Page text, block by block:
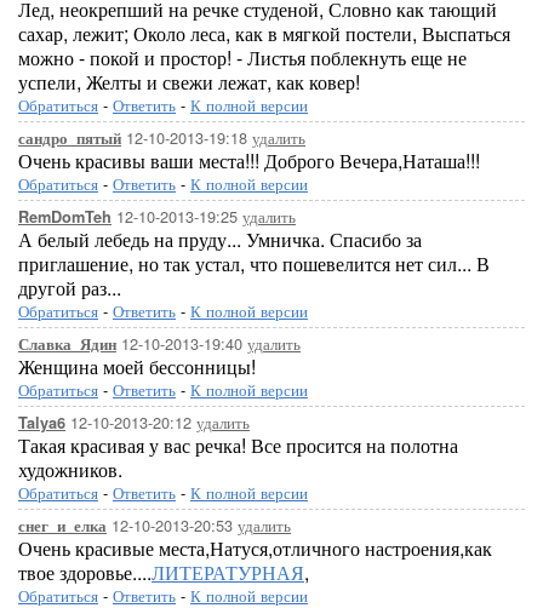
Лед, неокрепший на речке студеной, Словно как тающий
сахар, лежит; Около леса, как в мягкой постели, Выспаться
можно - покой и простор! - Листья поблекнуть еще не
успели, Желты и свежи лежат, как ковер!
Обратиться - Ответить - К полной версии
сандро_пятый 12-10-2013-19:18 удалить
Очень красивы ваши места!!! Доброго Вечера,Наташа!!!
Обратиться - Ответить - К полной версии
RemDomTeh 12-10-2013-19:25 удалить
А белый лебедь на пруду... Умничка. Спасибо за
приглашение, но так устал, что пошевелится нет сил... В
другой раз...
Обратиться - Ответить - К полной версии
Славка_Ядин 12-10-2013-19:40 удалить
Женщина моей бессонницы!
Обратиться - Ответить - К полной версии
Talya6 12-10-2013-20:12 удалить
Такая красивая у вас речка! Все просится на полотна
художников.
Обратиться - Ответить - К полной версии
снег_и_елка 12-10-2013-20:53 удалить
Очень красивые места,Натуся,отличного настроения,как
твое здоровье....ЛИТЕРАТУРНАЯ,
Обратиться - Ответить - К полной версии